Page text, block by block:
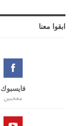
ابقوا معنا
فايسبوك
معجبين